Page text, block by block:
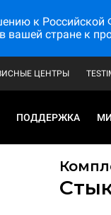
к
вашей стране к
ЦЕНТРЫ
ПОДДЕРЖКА